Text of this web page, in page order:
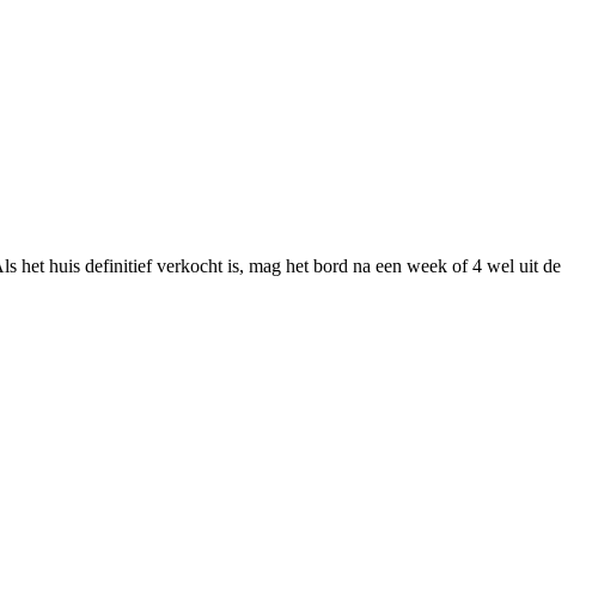
het huis definitief verkocht is, mag het bord na een week of 4 wel uit de